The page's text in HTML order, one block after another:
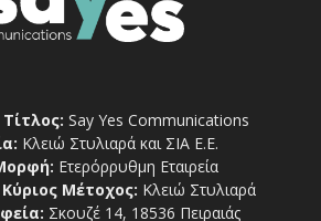
Say Yes Communications
Κλειώ Στυλιαρά και ΣΙΑ Ε.Ε.
Ετερόρρυθμη Εταιρεία
Κύριος Μέτοχος: Κλειώ Στυλιαρά
Σκουζέ 14, 18536 Πειραιάς